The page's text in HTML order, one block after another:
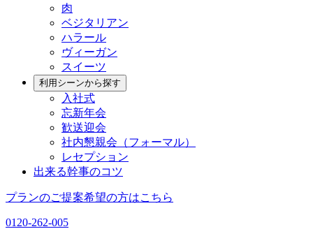
肉
ベジタリアン
ハラール
ヴィーガン
スイーツ
利用シーンから探す
入社式
忘新年会
歓送迎会
社内懇親会（フォーマル）
レセプション
出来る幹事のコツ
プランのご提案希望の方はこちら
0120-262-005